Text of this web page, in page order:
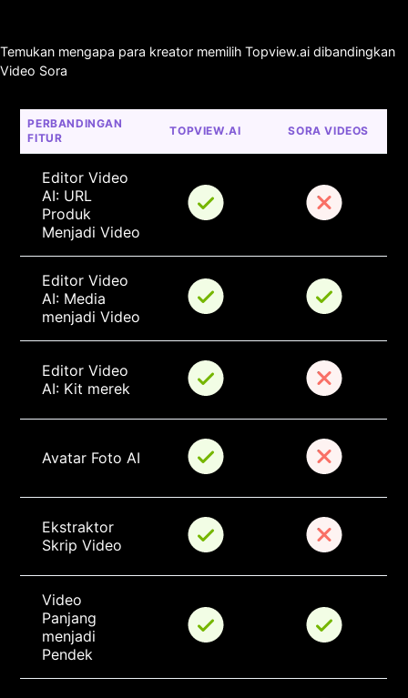
Temukan mengapa para kreator memilih Topview.ai dibandingkan
Video Sora
PERBANDINGAN
FITUR
TOPVIEW.AI SORA VIDEOS
Editor Video
AI: URL
Produk
Menjadi Video
Editor Video
AI: Media
menjadi Video
Editor Video
AI: Kit merek
Avatar Foto AI
Ekstraktor
Skrip Video
Video
Panjang
menjadi
Pendek